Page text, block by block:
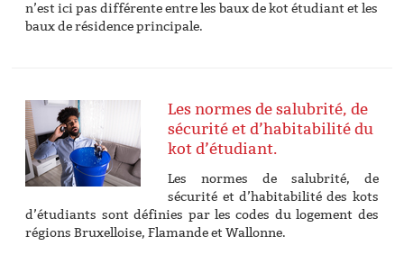
n’est ici pas différente entre les baux de kot étudiant et les
baux de résidence principale.
Les normes de salubrité, de
sécurité et d’habitabilité du
kot d’étudiant.
Les normes de salubrité, de
sécurité et d’habitabilité des kots
d’étudiants sont définies par les codes du logement des
régions Bruxelloise, Flamande et Wallonne.